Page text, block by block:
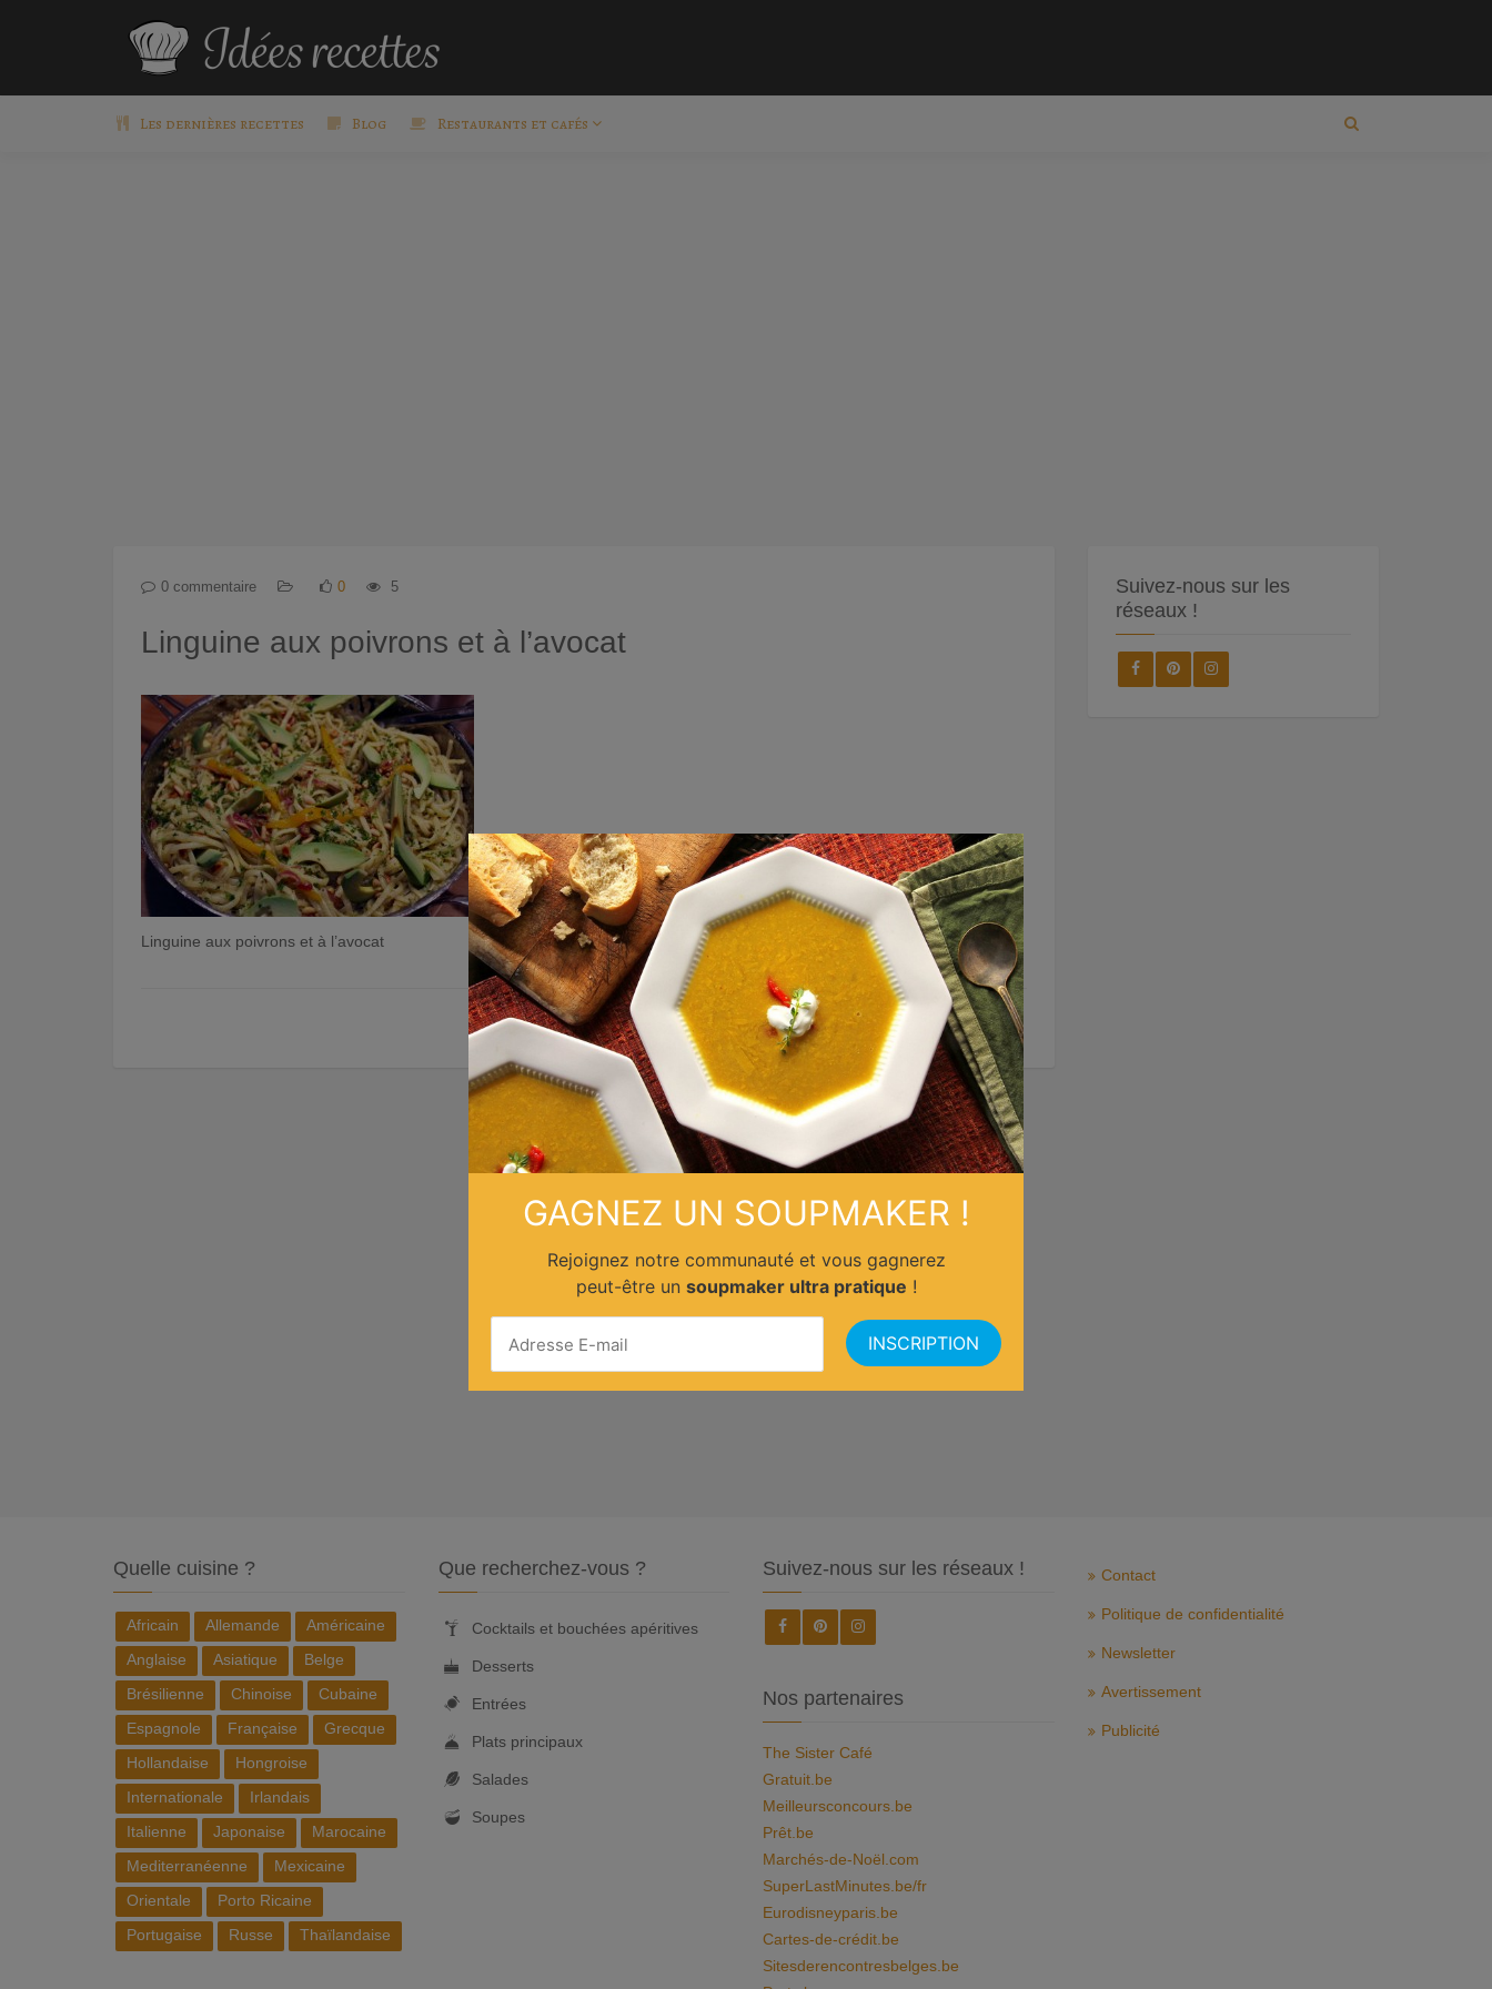
Les dernières recettes Blog Restaurants et cafés
0 commentaire 0 5
Linguine aux poivrons et à l’avocat
Linguine aux poivrons et à l’avocat
Suivez-nous sur les
réseaux !
Quelle cuisine ?
Africain Allemande
Américaine
Anglaise
Asiatique
Belge
Brésilienne
Chinoise
Cubaine
Espagnole
Française
Grecque
Hollandaise
Hongroise
Internationale
Irlandais
Italienne
Japonaise
Marocaine
Mediterranéenne
Mexicaine
Orientale
Porto Ricaine
Portugaise
Russe Thaïlandaise
Que recherchez-vous ?
Cocktails et bouchées apéritives
Desserts
Entrées
Plats principaux
Salades
Soupes
Suivez-nous sur les réseaux !
Nos partenaires
The Sister Café
Gratuit.be
Meilleursconcours.be
Prêt.be
Marchés-de-Noël.com
SuperLastMinutes.be/fr
Eurodisneyparis.be
Cartes-de-crédit.be
Sitesderencontresbelges.be
Contact
Politique de confidentialité
Newsletter
Avertissement
Publicité
GAGNEZ UN SOUPMAKER !
Rejoignez notre communauté et vous gagnerez
peut-être un soupmaker ultra pratique !
×